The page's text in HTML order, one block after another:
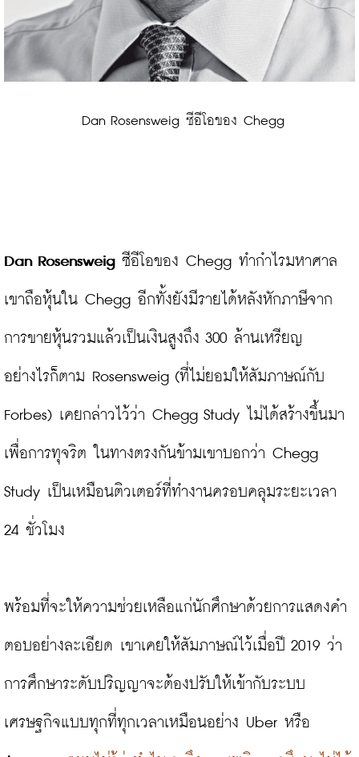
Dan Rosensweig ซีอีโอของ Chegg
Dan Rosensweig ซีอีโอของ Chegg ทำกำไรมหาศาล
เขาถือหุ้นใน Chegg อีกทั้งยังมีรายได้หลังหักภาษีจาก
การขายหุ้นรวมแล้วเป็นเงินสูงถึง 300 ล้านเหรียญ
อย่างไรก็ตาม Rosensweig (ที่ไม่ยอมให้สัมภาษณ์กับ
Forbes) เคยกล่าวไว้ว่า Chegg Study ไม่ได้สร้างขึ้นมา
เพื่อการทุจริต ในทางตรงกันข้ามเขาบอกว่า Chegg
Study เป็นเหมือนติวเตอร์ที่ทำงานครอบคลุมระยะเวลา
24 ชั่วโมง
พร้อมที่จะให้ความช่วยเหลือแก่นักศึกษาด้วยการแสดงคำ
ตอบอย่างละเอียด เขาเคยให้สัมภาษณ์ไว้เมื่อปี 2019 ว่า
การศึกษาระดับปริญญาจะต้องปรับให้เข้ากับระบบ
เศรษฐกิจแบบทุกที่ทุกเวลาเหมือนอย่าง Uber หรือ